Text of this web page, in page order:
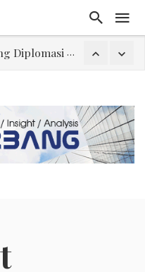
FWK: Presiden dan Masyarakat Perlu Gunakan Bahasa yang Santun
Megaproyek Panas Bumi PT Star Energy Dikeluhkan Warga Lampung Barat, Rumah Rusak hingga Dugaan Pelanggaran Lingkungan
Gangguan Kontrol Lalin Udara Kacaukan Widwest